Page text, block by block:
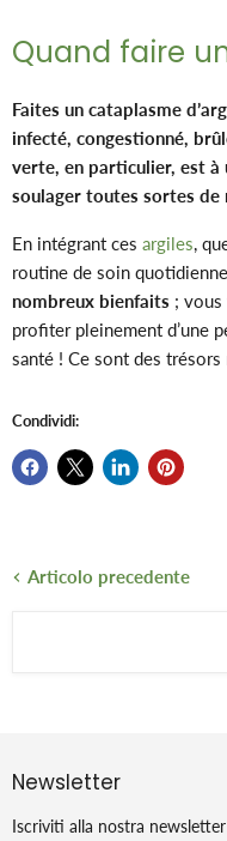
Quand faire
Faites un cataplasme
infecté, congestionné,
verte, en particulier, est
soulager toutes sortes de
En intégrant ces argiles,
routine de soin
nombreux bienfaits ;
profiter pleinement d’une
santé ! Ce sont des trésors
Condividi:
Articolo precedente
Newsletter
Iscriviti alla nostra